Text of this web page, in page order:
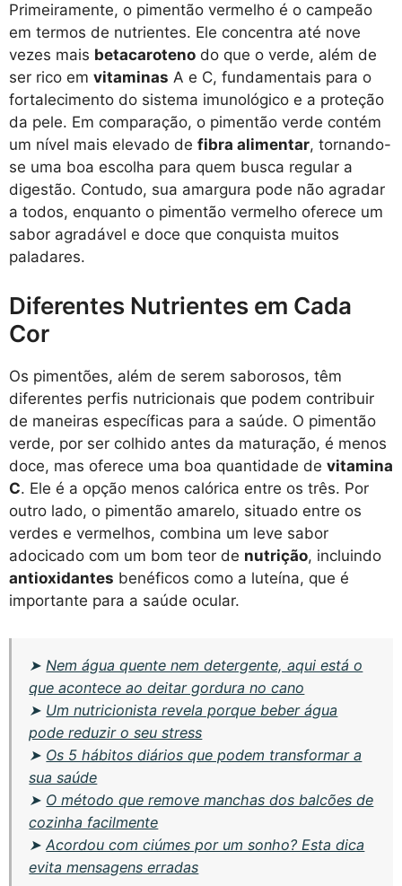
Primeiramente, o pimentão vermelho é o campeão
em termos de nutrientes. Ele concentra até nove
vezes mais betacaroteno do que o verde, além de
ser rico em vitaminas A e C, fundamentais para o
fortalecimento do sistema imunológico e a proteção
da pele. Em comparação, o pimentão verde contém
um nível mais elevado de fibra alimentar, tornando-
se uma boa escolha para quem busca regular a
digestão. Contudo, sua amargura pode não agradar
a todos, enquanto o pimentão vermelho oferece um
sabor agradável e doce que conquista muitos
paladares.
Diferentes Nutrientes em Cada
Cor
Os pimentões, além de serem saborosos, têm
diferentes perfis nutricionais que podem contribuir
de maneiras específicas para a saúde. O pimentão
verde, por ser colhido antes da maturação, é menos
doce, mas oferece uma boa quantidade de vitamina
C. Ele é a opção menos calórica entre os três. Por
outro lado, o pimentão amarelo, situado entre os
verdes e vermelhos, combina um leve sabor
adocicado com um bom teor de nutrição, incluindo
antioxidantes benéficos como a luteína, que é
importante para a saúde ocular.
➤ Nem água quente nem detergente, aqui está o
que acontece ao deitar gordura no cano
➤ Um nutricionista revela porque beber água
pode reduzir o seu stress
➤ Os 5 hábitos diários que podem transformar a
sua saúde
➤ O método que remove manchas dos balcões de
cozinha facilmente
➤Acordou com ciúmes por um sonho? Esta dica
evita mensagens erradas